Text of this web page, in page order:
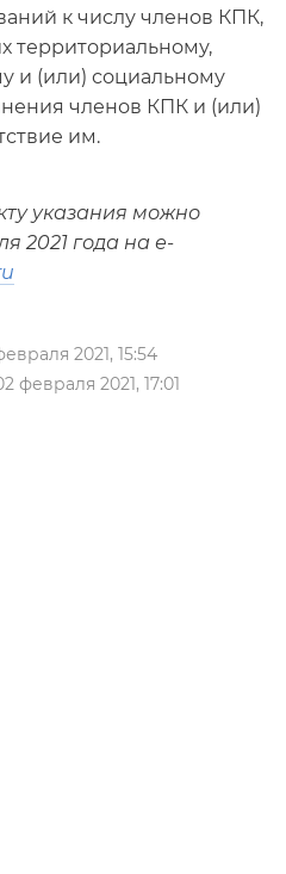
к числу членов КПК,
территориальному,
и (или) социальному
членов КПК и (или)
им.
указания можно
2021 года на е-
2021, 15:54
2021, 17:01